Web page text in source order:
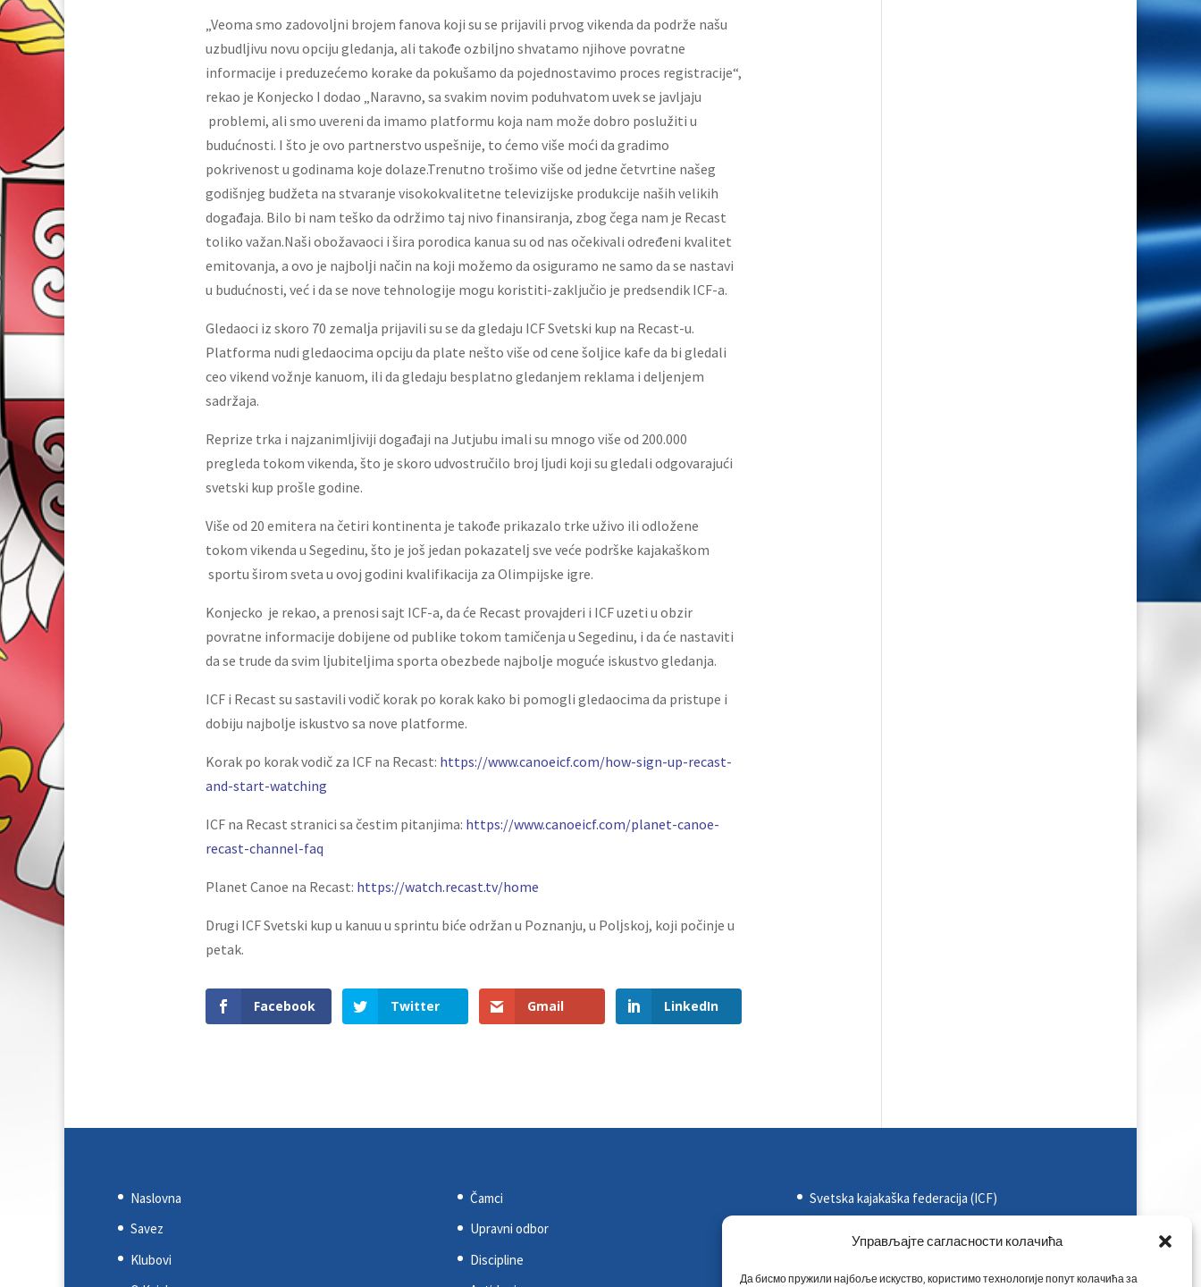
Управљајте сагласности колачића
Да бисмо пружили најбоље искуство, користимо технологије попут колачића за
„Veoma smo zadovolјni brojem fanova koji su se prijavili prvog vikenda da podrže našu
uzbudlјivu novu opciju gledanja, ali takođe ozbilјno shvatamo njihove povratne
informacije i preduzećemo korake da pokušamo da pojednostavimo proces registracije“,
rekao je Konjecko I dodao „Naravno, sa svakim novim poduhvatom uvek se javljaju
problemi, ali smo uvereni da imamo platformu koja nam može dobro poslužiti u
budućnosti. I što je ovo partnerstvo uspešnije, to ćemo više moći da gradimo
pokrivenost u godinama koje dolaze.Trenutno trošimo više od jedne četvrtine našeg
godišnjeg budžeta na stvaranje visokokvalitetne televizijske produkcije naših velikih
događaja. Bilo bi nam teško da održimo taj nivo finansiranja, zbog čega nam je Recast
toliko važan.Naši obožavaoci i šira porodica kanua su od nas očekivali određeni kvalitet
emitovanja, a ovo je najbolјi način na koji možemo da osiguramo ne samo da se nastavi
u budućnosti, već i da se nove tehnologije mogu koristiti-zaključio je predsendik ICF-a.
Gledaoci iz skoro 70 zemalјa prijavili su se da gledaju ICF Svetski kup na Recast-u.
Platforma nudi gledaocima opciju da plate nešto više od cene šolјice kafe da bi gledali
ceo vikend vožnje kanuom, ili da gledaju besplatno gledanjem reklama i delјenjem
sadržaja.
Reprize trka i najzanimlјiviji događaji na Jutjubu imali su mnogo više od 200.000
pregleda tokom vikenda, što je skoro udvostručilo broj lјudi koji su gledali odgovarajući
svetski kup prošle godine.
Više od 20 emitera na četiri kontinenta je takođe prikazalo trke uživo ili odložene
tokom vikenda u Segedinu, što je još jedan pokazatelј sve veće podrške kajakaškom
sportu širom sveta u ovoj godini kvalifikacija za Olimpijske igre.
Konjecko je rekao, a prenosi sajt ICF-a, da će Recast provajderi i ICF uzeti u obzir
povratne informacije dobijene od publike tokom tamičenja u Segedinu, i da će nastaviti
da se trude da svim lјubitelјima sporta obezbede najbolјe moguće iskustvo gledanja.
ICF i Recast su sastavili vodič korak po korak kako bi pomogli gledaocima da pristupe i
dobiju najbolјe iskustvo sa nove platforme.
Korak po korak vodič za ICF na Recast: https://www.canoeicf.com/how-sign-up-recast-
and-start-watching
ICF na Recast stranici sa čestim pitanjima: https://www.canoeicf.com/planet-canoe-
recast-channel-faq
Planet Canoe na Recast: https://watch.recast.tv/home
Drugi ICF Svetski kup u kanuu u sprintu biće održan u Poznanju, u Polјskoj, koji počinje u
petak.
Facebook Twitter Gmail LinkedIn
Naslovna
Savez
Klubovi
Čamci
Upravni odbor
Discipline
Svetska kajakaška federacija (ICF)